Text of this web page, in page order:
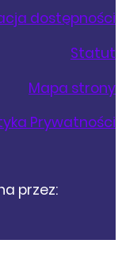
dostępności
Statut
Mapa strony
Prywatności
przez: